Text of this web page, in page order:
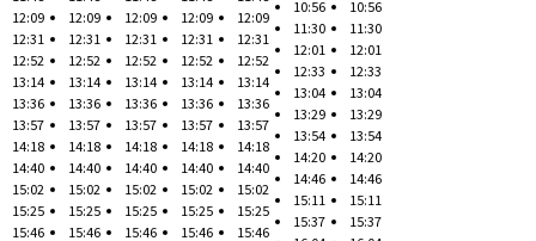
12:09
12:31
12:52
13:14
13:36
13:57
14:18
14:40
15:02
15:25
15:46
12:09
12:31
12:52
13:14
13:36
13:57
14:18
14:40
15:02
15:25
15:46
12:09
12:31
12:52
13:14
13:36
13:57
14:18
14:40
15:02
15:25
15:46
12:09
12:31
12:52
13:14
13:36
13:57
14:18
14:40
15:02
15:25
15:46
12:09
12:31
12:52
13:14
13:36
13:57
14:18
14:40
15:02
15:25
15:46
10:56
11:30
12:01
12:33
13:04
13:29
13:54
14:20
14:46
15:11
15:37
10:56
11:30
12:01
12:33
13:04
13:29
13:54
14:20
14:46
15:11
15:37